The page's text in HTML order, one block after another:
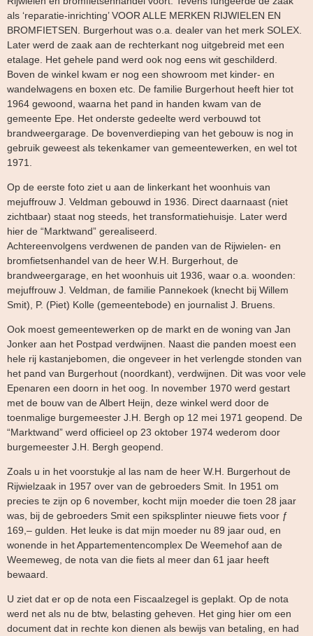
als ‘reparatie-inrichting’ VOOR ALLE MERKEN RIJWIELEN EN
BROMFIETSEN. Burgerhout was o.a. dealer van het merk SOLEX.
Later werd de zaak aan de rechterkant nog uitgebreid met een
etalage. Het gehele pand werd ook nog eens wit geschilderd.
Boven de winkel kwam er nog een showroom met kinder- en
wandelwagens en boxen etc. De familie Burgerhout heeft hier tot
1964 gewoond, waarna het pand in handen kwam van de
gemeente Epe. Het onderste gedeelte werd verbouwd tot
brandweergarage. De bovenverdieping van het gebouw is nog in
gebruik geweest als tekenkamer van gemeentewerken, en wel tot
1971.
Op de eerste foto ziet u aan de linkerkant het woonhuis van
mejuffrouw J. Veldman gebouwd in 1936. Direct daarnaast (niet
zichtbaar) staat nog steeds, het transformatiehuisje. Later werd
hier de “Marktwand” gerealiseerd.
Achtereenvolgens verdwenen de panden van de Rijwielen- en
bromfietsenhandel van de heer W.H. Burgerhout, de
brandweergarage, en het woonhuis uit 1936, waar o.a. woonden:
mejuffrouw J. Veldman, de familie Pannekoek (knecht bij Willem
Smit), P. (Piet) Kolle (gemeentebode) en journalist J. Bruens.
Ook moest gemeentewerken op de markt en de woning van Jan
Jonker aan het Postpad verdwijnen. Naast die panden moest een
hele rij kastanjebomen, die ongeveer in het verlengde stonden van
het pand van Burgerhout (noordkant), verdwijnen. Dit was voor vele
Epenaren een doorn in het oog. In november 1970 werd gestart
met de bouw van de Albert Heijn, deze winkel werd door de
toenmalige burgemeester J.H. Bergh op 12 mei 1971 geopend. De
“Marktwand” werd officieel op 23 oktober 1974 wederom door
burgemeester J.H. Bergh geopend.
Zoals u in het voorstukje al las nam de heer W.H. Burgerhout de
Rijwielzaak in 1957 over van de gebroeders Smit. In 1951 om
precies te zijn op 6 november, kocht mijn moeder die toen 28 jaar
was, bij de gebroeders Smit een spiksplinter nieuwe fiets voor ƒ
169,– gulden. Het leuke is dat mijn moeder nu 89 jaar oud, en
wonende in het Appartementencomplex De Weemehof aan de
Weemeweg, de nota van die fiets al meer dan 61 jaar heeft
bewaard.
U ziet dat er op de nota een Fiscaalzegel is geplakt. Op de nota
werd net als nu de btw, belasting geheven. Het ging hier om een
document dat in rechte kon dienen als bewijs van betaling, en had